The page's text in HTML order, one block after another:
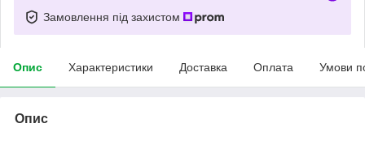
Замовлення під захистом
Опис Характеристики Доставка Оплата Умови
Опис